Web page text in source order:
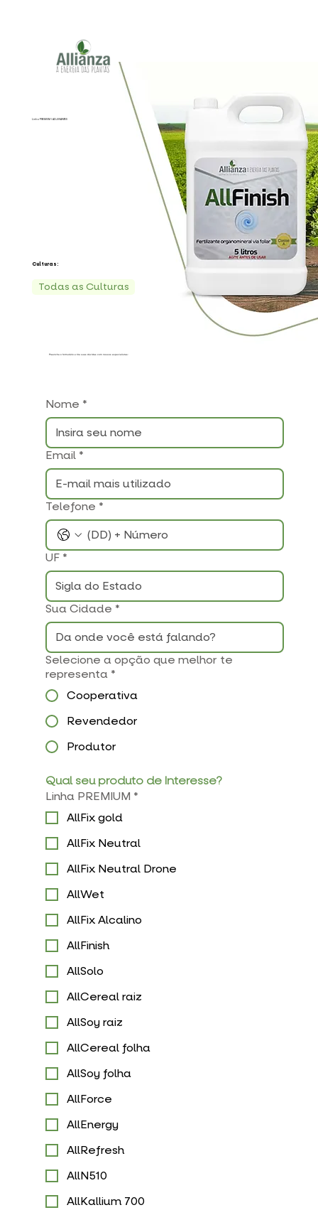
Linha PREMIUM I ADJUVANTES
Culturas:
Todas as Culturas
Preencha o formulário e tire suas dúvidas com nossos especialistas:
Nome *
Email *
Telefone *
UF *
Sua Cidade *
Selecione a opção que melhor te
representa *
Cooperativa
Revendedor
Produtor
Qual seu produto de Interesse?
Linha PREMIUM *
AllFix gold
AllFix Neutral
AllFix Neutral Drone
AllWet
AllFix Alcalino
AllFinish
AllSolo
AllCereal raiz
AllSoy raiz
AllCereal folha
AllSoy folha
AllForce
AllEnergy
AllRefresh
AllN510
AllKallium 700